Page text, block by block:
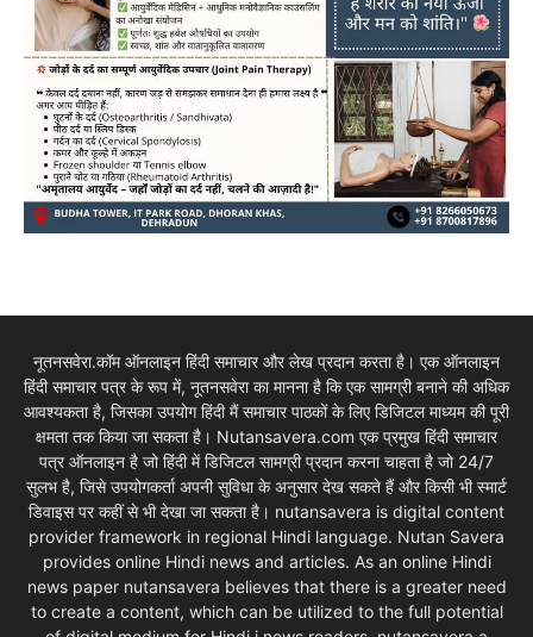
नूतनसवेरा.कॉम ऑनलाइन हिंदी समाचार और लेख प्रदान करता है। एक ऑनलाइन
हिंदी समाचार पत्र के रूप में, नूतनसवेरा का मानना है कि एक सामग्री बनाने की अधिक
आवश्यकता है, जिसका उपयोग हिंदी मैं समाचार पाठकों के लिए डिजिटल माध्यम की पूरी
क्षमता तक किया जा सकता है। Nutansavera.com एक प्रमुख हिंदी समाचार
पत्र ऑनलाइन है जो हिंदी में डिजिटल सामग्री प्रदान करना चाहता है जो 24/7
सुलभ है, जिसे उपयोगकर्ता अपनी सुविधा के अनुसार देख सकते हैं और किसी भी स्मार्ट
डिवाइस पर कहीं से भी देखा जा सकता है। nutansavera is digital content
provider framework in regional Hindi language. Nutan Savera
provides online Hindi news and articles. As an online Hindi
news paper nutansavera believes that there is a greater need
to create a content, which can be utilized to the full potential